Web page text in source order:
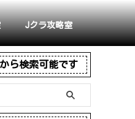
Jクラ攻略室
ら検索可能です